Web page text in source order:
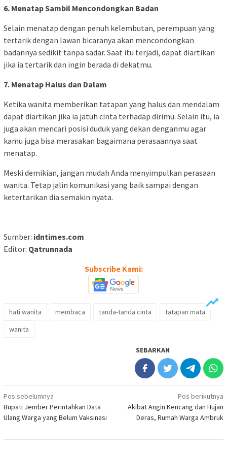
6. Menatap Sambil Mencondongkan Badan
Selain menatap dengan penuh kelembutan, perempuan yang
tertarik dengan lawan bicaranya akan mencondongkan
badannya sedikit tanpa sadar. Saat itu terjadi, dapat diartikan
jika ia tertarik dan ingin berada di dekatmu.
7. Menatap Halus dan Dalam
Ketika wanita memberikan tatapan yang halus dan mendalam
dapat diartikan jika ia jatuh cinta terhadap dirimu. Selain itu, ia
juga akan mencari posisi duduk yang dekan denganmu agar
kamu juga bisa merasakan bagaimana perasaannya saat
menatap.
Meski demikian, jangan mudah Anda menyimpulkan perasaan
wanita. Tetap jalin komunikasi yang baik sampai dengan
ketertarikan dia semakin nyata.
Sumber: idntimes.com
Editor: Qatrunnada
Subscribe Kami:
hati wanita membaca tanda-tanda cinta
tatapan mata
wanita
SEBARKAN
Navigasi
pos
Pos sebelumnya
Bupati Jember Perintahkan Data
Ulang Warga yang Belum Vaksinasi
Pos berikutnya
Akibat Angin Kencang dan Hujan
Deras, Rumah Warga Ambruk